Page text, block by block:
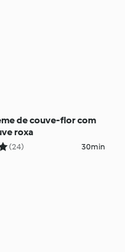
de couve-flor com
roxa
(24) 30min